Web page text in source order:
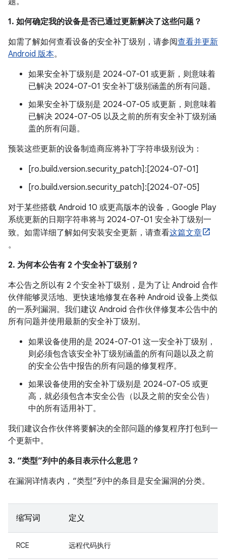
1. 如何确定我的设备是否已通过更新解决了这些问题？
如需了解如何查看设备的安全补丁级别，请参阅查看并更新
Android 版本。
如果安全补丁级别是 2024-07-01 或更新，则意味着
已解决 2024-07-01 安全补丁级别涵盖的所有问题。
如果安全补丁级别是 2024-07-05 或更新，则意味着
已解决 2024-07-05 以及之前的所有安全补丁级别涵
盖的所有问题。
预装这些更新的设备制造商应将补丁字符串级别设为：
[ro.build.version.security_patch]:[2024-07-01]
[ro.build.version.security_patch]:[2024-07-05]
对于某些搭载 Android 10 或更高版本的设备，Google Play
系统更新的日期字符串将与 2024-07-01 安全补丁级别一
致。如需详细了解如何安装安全更新，请查看这篇文章
。
2. 为何本公告有 2 个安全补丁级别？
本公告之所以有 2 个安全补丁级别，是为了让 Android 合作
伙伴能够灵活地、更快速地修复在各种 Android 设备上类似
的一系列漏洞。我们建议 Android 合作伙伴修复本公告中的
所有问题并使用最新的安全补丁级别。
如果设备使用的是 2024-07-01 这一安全补丁级别，
则必须包含该安全补丁级别涵盖的所有问题以及之前
的安全公告中报告的所有问题的修复程序。
如果设备使用的安全补丁级别是 2024-07-05 或更
高，就必须包含本安全公告（以及之前的安全公告）
中的所有适用补丁。
我们建议合作伙伴将要解决的全部问题的修复程序打包到一
个更新中。
3. “类型”列中的条目表示什么意思？
在漏洞详情表内，“类型”列中的条目是安全漏洞的分类。
缩写词 定义
RCE 远程代码执行